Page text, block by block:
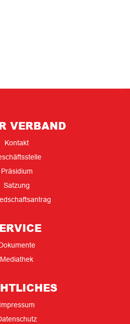
VERBAND
Kontakt
Präsidium
Satzung
Mediathek
Impressum